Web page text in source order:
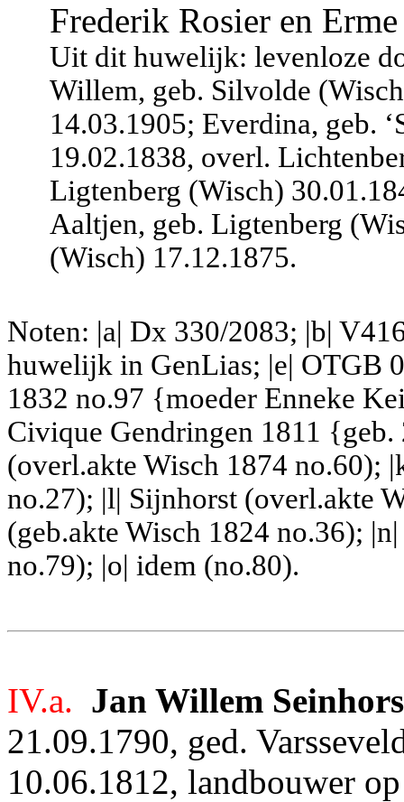
Frederik Rosier en
Uit dit huwelijk: levenloze
Willem, geb. Silvolde
14.03.1905; Everdina, geb.
19.02.1838, overl.
Ligtenberg (Wisch)
Aaltjen, geb. Ligtenberg
(Wisch) 17.12.1875.
Noten: |a| Dx 330/2083; |b|
huwelijk in GenLias; |e| OTGB
1832 no.97 {moeder Enneke
Civique Gendringen 1811 {geb.
(overl.akte Wisch 1874 no.60);
no.27); |l| Sijnhorst (overl.akte
(geb.akte Wisch 1824 no.36);
no.79); |o| idem (no.80).
IV.a. Jan Willem
21.09.1790, ged.
10.06.1812, landbouwer